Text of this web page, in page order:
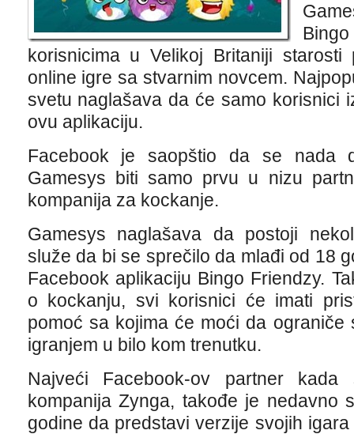
korisnicima u Velikoj Britaniji
online igre sa stvarnim novcem.
svetu naglašava da će samo korisnici
ovu aplikaciju.
Facebook je saopštio da se nada
Gamesys biti samo prvu u nizu
kompanija za kockanje.
Gamesys naglašava da postoji
služe da bi se sprečilo da mlađi od 18
Facebook aplikaciju Bingo Friendzy.
o kockanju, svi korisnici će imati
pomoć sa kojima će moći da
igranjem u bilo kom trenutku.
Najveći Facebook-ov partner
kompanija Zynga, takođe je nedavno
godine da predstavi verzije svojih